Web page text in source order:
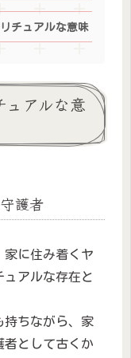
チュアルな意味
ュアルな意
護者
家に住み着くヤ
アルな存在と
持ちながら、家
者として古くか